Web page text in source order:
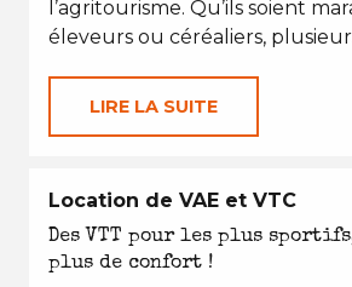
l’agritourisme. Qu’ils soient
éleveurs ou céréaliers,
LIRE LA SUITE
Location de VAE et VTC
Des VTT pour les plus
plus de confort !